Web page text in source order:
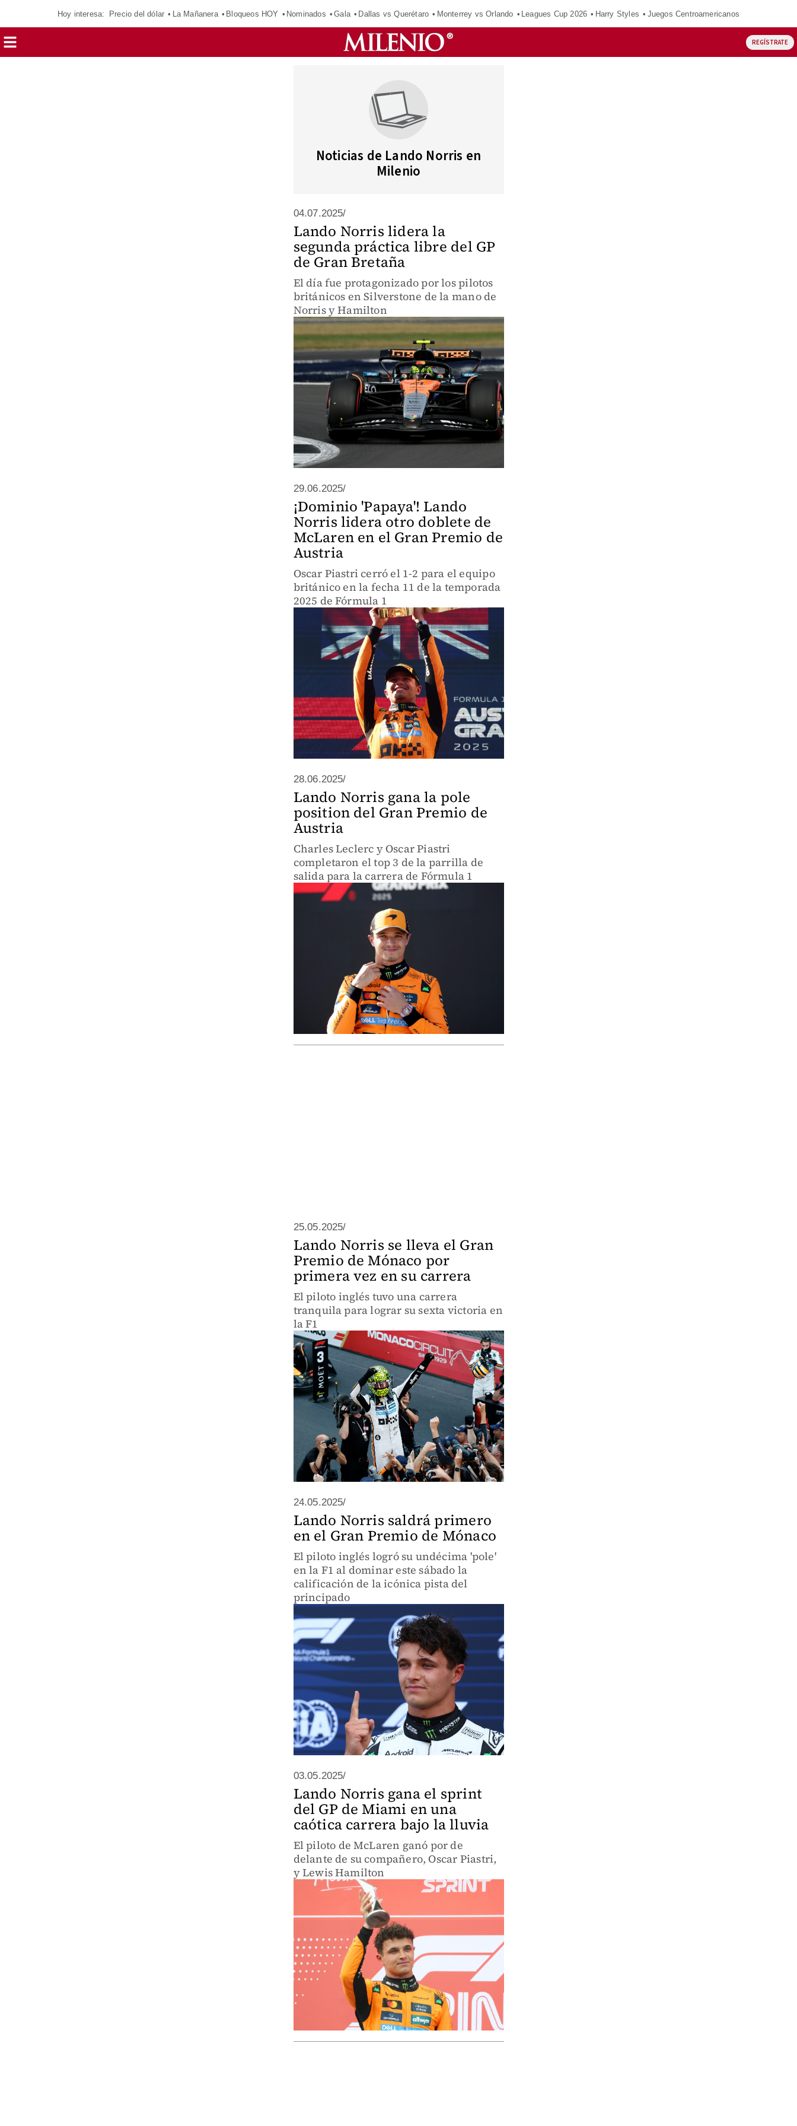
Hoy interesa: Precio del dólar La Mañanera Bloqueos HOY Nominados Gala Dallas vs Querétaro Monterrey vs Orlando Leagues Cup 2026 Harry Styles Juegos Centroamericanos
REGÍSTRATE
Noticias de Lando Norris en
Milenio
04.07.2025/
Lando Norris lidera la
segunda práctica libre del GP
de Gran Bretaña
El día fue protagonizado por los pilotos
británicos en Silverstone de la mano de
Norris y Hamilton
29.06.2025/
¡Dominio 'Papaya'! Lando
Norris lidera otro doblete de
McLaren en el Gran Premio de
Austria
Oscar Piastri cerró el 1-2 para el equipo
británico en la fecha 11 de la temporada
2025 de Fórmula 1
28.06.2025/
Lando Norris gana la pole
position del Gran Premio de
Austria
Charles Leclerc y Oscar Piastri
completaron el top 3 de la parrilla de
salida para la carrera de Fórmula 1
25.05.2025/
Lando Norris se lleva el Gran
Premio de Mónaco por
primera vez en su carrera
El piloto inglés tuvo una carrera
tranquila para lograr su sexta victoria en
la F1
24.05.2025/
Lando Norris saldrá primero
en el Gran Premio de Mónaco
El piloto inglés logró su undécima 'pole'
en la F1 al dominar este sábado la
calificación de la icónica pista del
principado
03.05.2025/
Lando Norris gana el sprint
del GP de Miami en una
caótica carrera bajo la lluvia
El piloto de McLaren ganó por de
delante de su compañero, Oscar Piastri,
y Lewis Hamilton